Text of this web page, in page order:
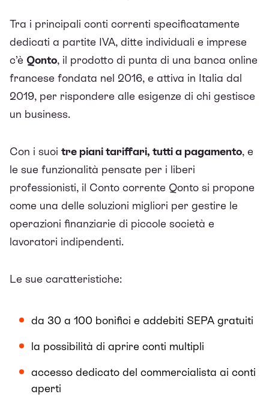
Tra i principali conti correnti specificatamente
dedicati a partite IVA, ditte individuali e imprese
c’è Qonto, il prodotto di punta di una banca online
francese fondata nel 2016, e attiva in Italia dal
2019, per rispondere alle esigenze di chi gestisce
un business.
Con i suoi tre piani tariffari, tutti a pagamento, e
le sue funzionalità pensate per i liberi
professionisti, il Conto corrente Qonto si propone
come una delle soluzioni migliori per gestire le
operazioni finanziarie di piccole società e
lavoratori indipendenti.
Le sue caratteristiche:
da 30 a 100 bonifici e addebiti SEPA gratuiti
la possibilità di aprire conti multipli
accesso dedicato del commercialista ai conti
aperti